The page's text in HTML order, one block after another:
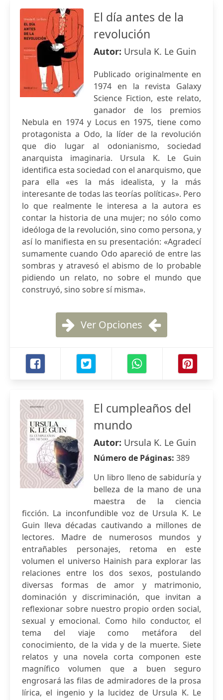
El día antes de la
revolución
Autor: Ursula K. Le Guin
Publicado originalmente en
1974 en la revista Galaxy
Science Fiction, este relato,
ganador de los premios
Nebula en 1974 y Locus en 1975, tiene como
protagonista a Odo, la líder de la revolución
que dio lugar al odonianismo, sociedad
anarquista imaginaria. Ursula K. Le Guin
identifica esta sociedad con el anarquismo, que
para ella «es la más idealista, y la más
interesante de todas las teorías políticas». Pero
lo que realmente le interesa a la autora es
contar la historia de una mujer; no sólo como
ideóloga de la revolución, sino como persona, y
así lo manifiesta en su presentación: «Agradecí
sumamente cuando Odo apareció de entre las
sombras y atravesó el abismo de lo probable
pidiendo un relato, no sobre el mundo que
construyó, sino sobre sí misma».
Ver Opciones
El cumpleaños del
mundo
Autor: Ursula K. Le Guin
Número de Páginas: 389
Un libro lleno de sabiduría y
belleza de la mano de una
maestra de la ciencia
ficción. La inconfundible voz de Ursula K. Le
Guin lleva décadas cautivando a millones de
lectores. Madre de numerosos mundos y
entrañables personajes, retoma en este
volumen el universo Hainish para explorar las
relaciones entre los dos sexos, postulando
diversas formas de amor y matrimonio,
dominación y discriminación, que invitan a
reflexionar sobre nuestro propio orden social,
sexual y emocional. Como hilo conductor, el
tema del viaje como metáfora del
conocimiento, de la vida y de la muerte. Siete
relatos y una novela corta componen este
magnífico volumen que a buen seguro
engrosará las filas de admiradores de la prosa
lírica, el ingenio y la lucidez de Ursula K. Le